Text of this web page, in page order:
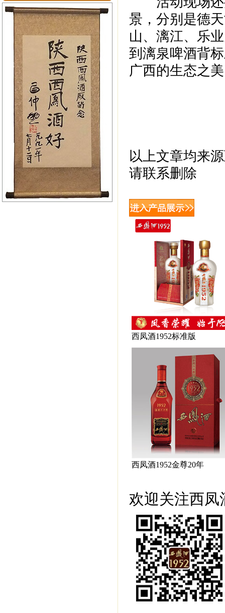
景，分别是德
山、漓江、乐
到漓泉啤酒背
广西的生态之
以上文章均来
请联系删除
西凤酒1952标准版
西凤酒1952金尊20年
欢迎关注西凤